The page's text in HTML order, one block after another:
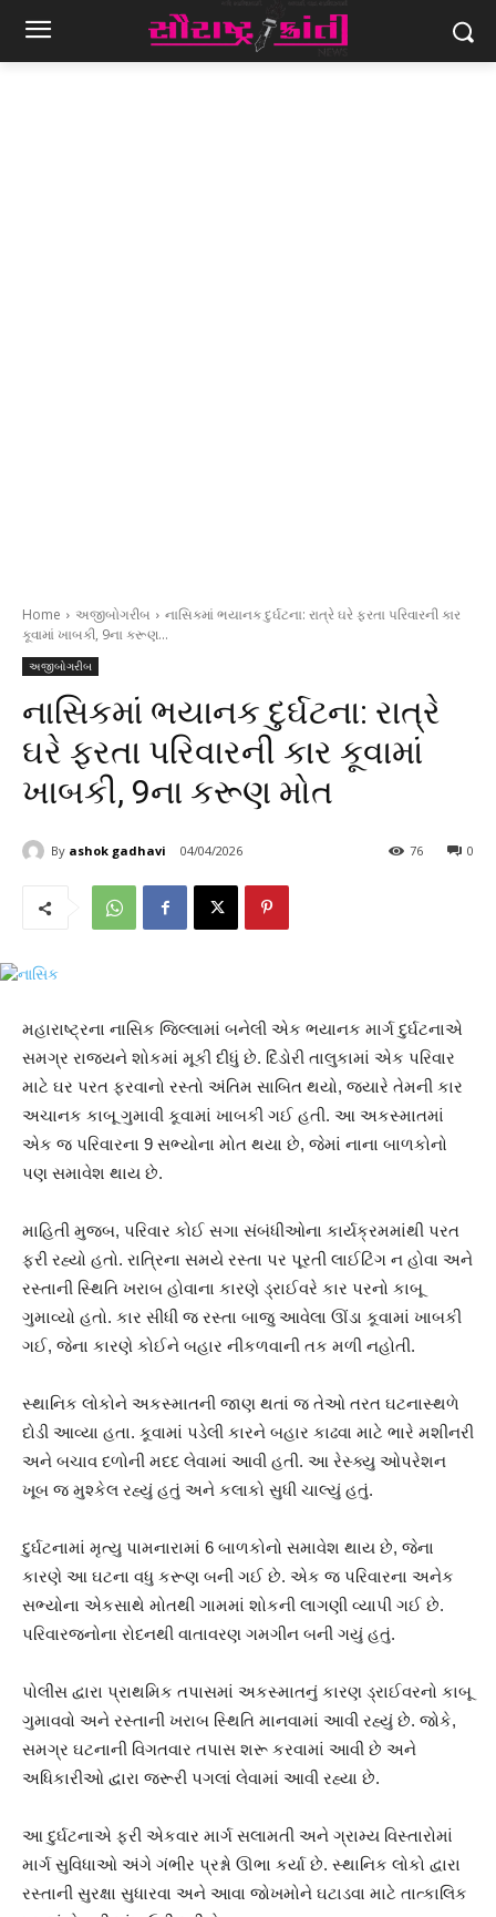
Home અજીબોગરીબ
નાસિકમાં ભયાનક દુર્ઘટના: રાત્રે ઘરે ફરતા પરિવારની કાર
કૂવામાં ખાબકી, 9ના કરૂણ...
અજીબોગરીબ
નાસિકમાં ભયાનક દુર્ઘટના: રાત્રે
ઘરે ફરતા પરિવારની કાર કૂવામાં
ખાબકી, 9ના કરૂણ મોત
By ashok gadhavi 04/04/2026 0
76
મહારાષ્ટ્રના નાસિક જિલ્લામાં બનેલી એક ભયાનક માર્ગ દુર્ઘટનાએ
સમગ્ર રાજ્યને શોકમાં મૂકી દીધું છે. દિંડોરી તાલુકામાં એક પરિવાર
માટે ઘર પરત ફરવાનો રસ્તો અંતિમ સાબિત થયો, જ્યારે તેમની કાર
અચાનક કાબૂ ગુમાવી કૂવામાં ખાબકી ગઈ હતી. આ અકસ્માતમાં
એક જ પરિવારના 9 સભ્યોના મોત થયા છે, જેમાં નાના બાળકોનો
પણ સમાવેશ થાય છે.
માહિતી મુજબ, પરિવાર કોઈ સગા સંબંધીઓના કાર્યક્રમમાંથી પરત
ફરી રહ્યો હતો. રાત્રિના સમયે રસ્તા પર પૂરતી લાઈટિંગ ન હોવા અને
રસ્તાની સ્થિતિ ખરાબ હોવાના કારણે ડ્રાઈવરે કાર પરનો કાબૂ
ગુમાવ્યો હતો. કાર સીધી જ રસ્તા બાજુ આવેલા ઊંડા કૂવામાં ખાબકી
ગઈ, જેના કારણે કોઈને બહાર નીકળવાની તક મળી નહોતી.
સ્થાનિક લોકોને અકસ્માતની જાણ થતાં જ તેઓ તરત ઘટનાસ્થળે
દોડી આવ્યા હતા. કૂવામાં પડેલી કારને બહાર કાઢવા માટે ભારે મશીનરી
અને બચાવ દળોની મદદ લેવામાં આવી હતી. આ રેસ્ક્યુ ઓપરેશન
ખૂબ જ મુશ્કેલ રહ્યું હતું અને કલાકો સુધી ચાલ્યું હતું.
દુર્ઘટનામાં મૃત્યુ પામનારામાં 6 બાળકોનો સમાવેશ થાય છે, જેના
કારણે આ ઘટના વધુ કરૂણ બની ગઈ છે. એક જ પરિવારના અનેક
સભ્યોના એકસાથે મોતથી ગામમાં શોકની લાગણી વ્યાપી ગઈ છે.
પરિવારજનોના રોદનથી વાતાવરણ ગમગીન બની ગયું હતું.
પોલીસ દ્વારા પ્રાથમિક તપાસમાં અકસ્માતનું કારણ ડ્રાઈવરનો કાબૂ
ગુમાવવો અને રસ્તાની ખરાબ સ્થિતિ માનવામાં આવી રહ્યું છે. જોકે,
સમગ્ર ઘટનાની વિગતવાર તપાસ શરૂ કરવામાં આવી છે અને
અધિકારીઓ દ્વારા જરૂરી પગલાં લેવામાં આવી રહ્યા છે.
આ દુર્ઘટનાએ ફરી એકવાર માર્ગ સલામતી અને ગ્રામ્ય વિસ્તારોમાં
માર્ગ સુવિધાઓ અંગે ગંભીર પ્રશ્નો ઊભા કર્યા છે. સ્થાનિક લોકો દ્વારા
રસ્તાની સુરક્ષા સુધારવા અને આવા જોખમોને ઘટાડવા માટે તાત્કાલિક